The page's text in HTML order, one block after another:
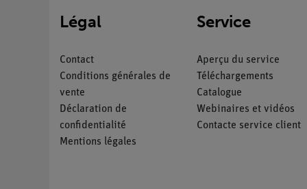
Légal
Contact
Conditions générales de
vente
Déclaration de
confidentialité
Mentions légales
Service
Aperçu du service
Téléchargements
Catalogue
Webinaires et vidéos
Contacte service client